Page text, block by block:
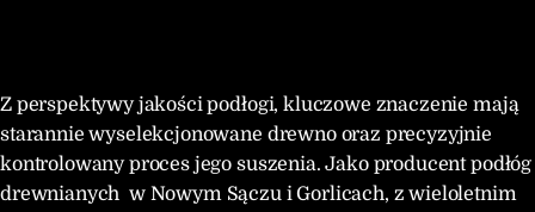
Z perspektywy jakości podłogi, kluczowe znaczenie mają
starannie wyselekcjonowane drewno oraz precyzyjnie
kontrolowany proces jego suszenia. Jako producent podłóg
drewnianych w Nowym Sączu i Gorlicach, z wieloletnim